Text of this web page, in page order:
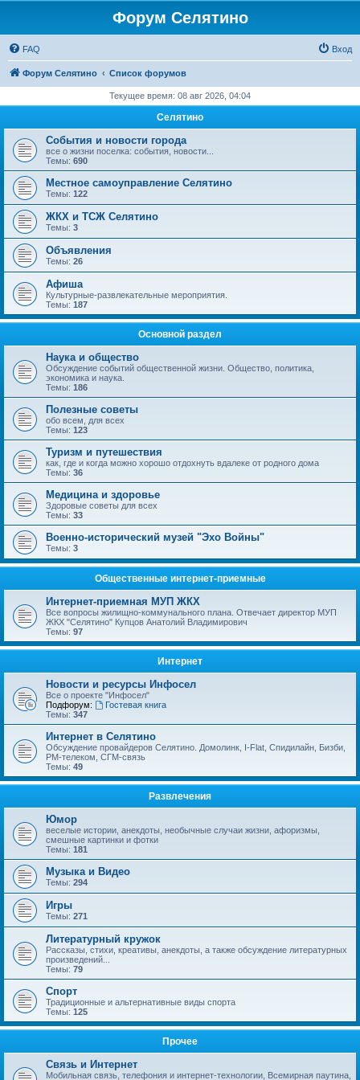
Форум Селятино
FAQ Вход
Форум Селятино Список форумов
Текущее время: 08 авг 2026, 04:04
Селятино
События и новости города
все о жизни поселка: события, новости...
Темы: 690
Местное самоуправление Селятино
Темы: 122
ЖКХ и ТСЖ Селятино
Темы: 3
Объявления
Темы: 26
Афиша
Культурные-развлекательные мероприятия.
Темы: 187
Основной раздел
Наука и общество
Обсуждение событий общественной жизни. Общество, политика,
экономика и наука.
Темы: 186
Полезные советы
обо всем, для всех
Темы: 123
Туризм и путешествия
как, где и когда можно хорошо отдохнуть вдалеке от родного дома
Темы: 36
Медицина и здоровье
Здоровые советы для всех
Темы: 33
Военно-исторический музей "Эхо Войны"
Темы: 3
Общественные интернет-приемные
Интернет-приемная МУП ЖКХ
Все вопросы жилищно-коммунального плана. Отвечает директор МУП
ЖКХ "Селятино" Купцов Анатолий Владимирович
Темы: 97
Интернет
Новости и ресурсы Инфосел
Все о проекте "Инфосел"
Подфорум:
Гостевая книга
Темы: 347
Интернет в Селятино
Обсуждение провайдеров Селятино. Домолинк, I-Flat, Спидилайн, Бизби,
РМ-телеком, СГМ-связь
Темы: 49
Развлечения
Юмор
веселые истории, анекдоты, необычные случаи жизни, афоризмы,
смешные картинки и фотки
Темы: 181
Музыка и Видео
Темы: 294
Игры
Темы: 271
Литературный кружок
Рассказы, стихи, креативы, анекдоты, а также обсуждение литературных
произведений...
Темы: 79
Спорт
Традиционные и альтернативные виды спорта
Темы: 125
Прочее
Связь и Интернет
Мобильная связь, телефония и интернет-технологии, Всемирная паутина,